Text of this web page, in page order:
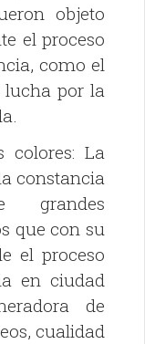
objeto
el proceso
como el
lucha por la
colores: La
constancia
que con su
el proceso
en ciudad
de
cualidad